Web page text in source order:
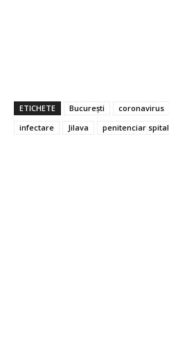
ETICHETE București coronavirus
infectare
Jilava penitenciar spital